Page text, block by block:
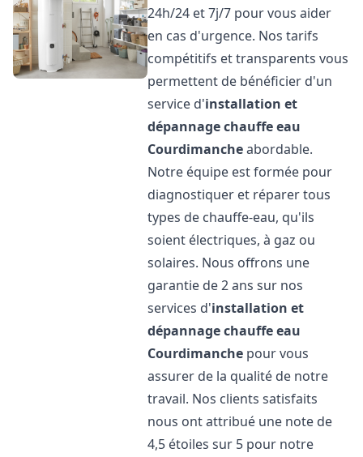
24h/24 et 7j/7 pour vous aider
en cas d'urgence. Nos tarifs
compétitifs et transparents vous
permettent de bénéficier d'un
service d'installation et
dépannage chauffe eau
Courdimancheabordable.
Notre équipe est formée pour
diagnostiquer et réparer tous
types de chauffe-eau, qu'ils
soient électriques, à gaz ou
solaires. Nous offrons une
garantie de 2 ans sur nos
services d'installation et
dépannage chauffe eau
Courdimanche pour vous
assurer de la qualité de notre
travail. Nos clients satisfaits
nous ont attribué une note de
4,5 étoiles sur 5 pour notre